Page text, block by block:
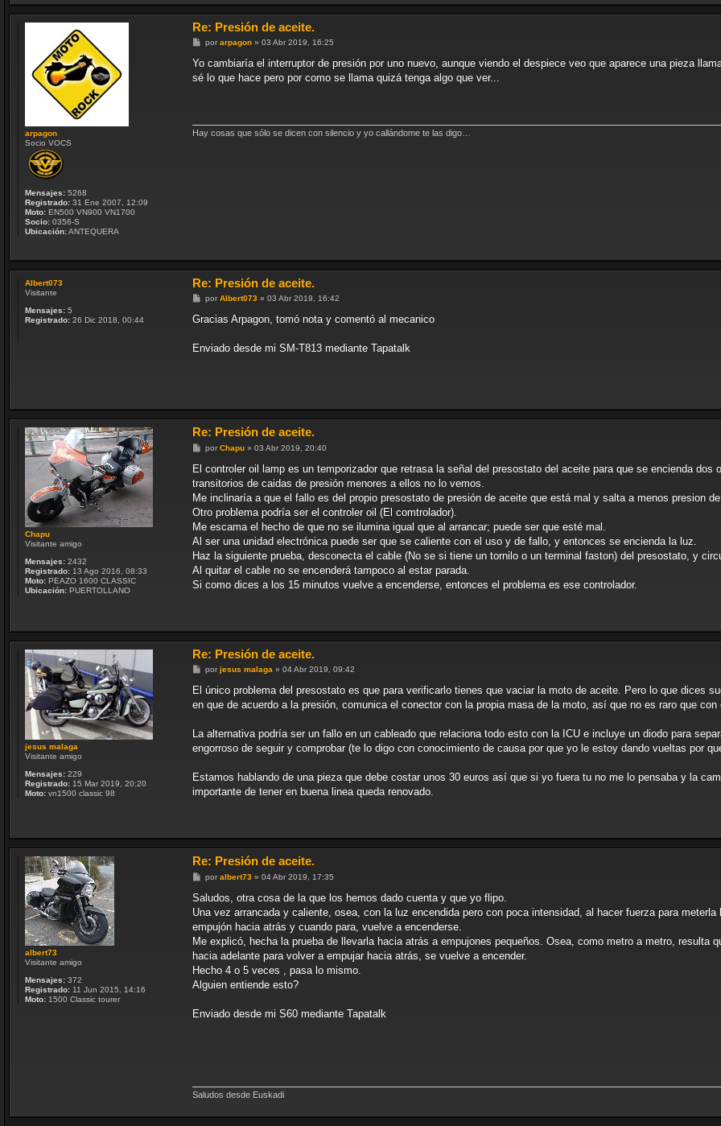
arpagon
Socio VOCS
Mensajes: 5268
Registrado: 31 Ene 2007, 12:09
Moto: EN500 VN900 VN1700
Socio: 0356-S
Ubicación:ANTEQUERA
Re: Presión de aceite.
M
n
a
por arpagon» 03 Abr 2019, 16:25
Yo cambiaría el interruptor de presión por uno nuevo, aunque viendo el despiece veo que aparece una pieza
sé lo que hace pero por como se llama quizá tenga algo que ver...
Hay cosas que sólo se dicen con silencio y yo callándome te las digo…
Albert073
Visitante
Mensajes: 5
Registrado: 26 Dic 2018, 00:44
Re: Presión de aceite.
M
n
j
por Albert073» 03 Abr 2019, 16:42
Gracias Arpagon, tomó nota y comentó al mecanico
Enviado desde mi SM-T813 mediante Tapatalk
Chapu
Visitante amigo
Mensajes: 2432
Registrado: 13 Ago 2016, 08:33
Moto: PEAZO 1600 CLASSIC
Ubicación: PUERTOLLANO
Re: Presión de aceite.
M
n
a
j
por Chapu» 03 Abr 2019, 20:40
El controler oil lamp es un temporizador que retrasa la señal del presostato del aceite para que se encienda
transitorios de caidas de presión menores a ellos no lo vemos.
Me inclinaría a que el fallo es del propio presostato de presión de aceite que está mal y salta a menos presion
Otro problema podría ser el controler oil (El comtrolador).
Me escama el hecho de que no se ilumina igual que al arrancar; puede ser que esté mal.
Al ser una unidad electrónica puede ser que se caliente con el uso y de fallo, y entonces se encienda la luz.
Haz la siguiente prueba, desconecta el cable (No se si tiene un tornilo o un terminal faston) del presostato, y
Al quitar el cable no se encenderá tampoco al estar parada.
Si como dices a los 15 minutos vuelve a encenderse, entonces el problema es ese controlador.
jesus malaga
Visitante amigo
Mensajes: 229
Registrado: 15 Mar 2019, 20:20
Moto: vn1500 classic 98
Re: Presión de aceite.
M
n
a
por jesus malaga » 04 Abr 2019, 09:42
El único problema del presostato es que para verificarlo tienes que vaciar la moto de aceite. Pero lo que dices
en que de acuerdo a la presión, comunica el conector con la propia masa de la moto, así que no es raro que
La alternativa podría ser un fallo en un cableado que relaciona todo esto con la ICU e incluye un diodo para
engorroso de seguir y comprobar (te lo digo con conocimiento de causa por que yo le estoy dando vueltas por
Estamos hablando de una pieza que debe costar unos 30 euros así que si yo fuera tu no me lo pensaba y la
importante de tener en buena linea queda renovado.
albert73
Visitante amigo
Mensajes: 372
Registrado: 11 Jun 2015, 14:16
Moto: 1500 Classic tourer
Re: Presión de aceite.
M
n
a
j
por albert73» 04 Abr 2019, 17:35
Saludos, otra cosa de la que los hemos dado cuenta y que yo flipo.
Una vez arrancada y caliente, osea, con la luz encendida pero con poca intensidad, al hacer fuerza para
empujón hacia atrás y cuando para, vuelve a encenderse.
Me explicó, hecha la prueba de llevarla hacia atrás a empujones pequeños. Osea, como metro a metro, resulta
hacia adelante para volver a empujar hacia atrás, se vuelve a encender.
Hecho 4 o 5 veces , pasa lo mismo.
Alguien entiende esto?
Enviado desde mi S60 mediante Tapatalk
Saludos desde Euskadi